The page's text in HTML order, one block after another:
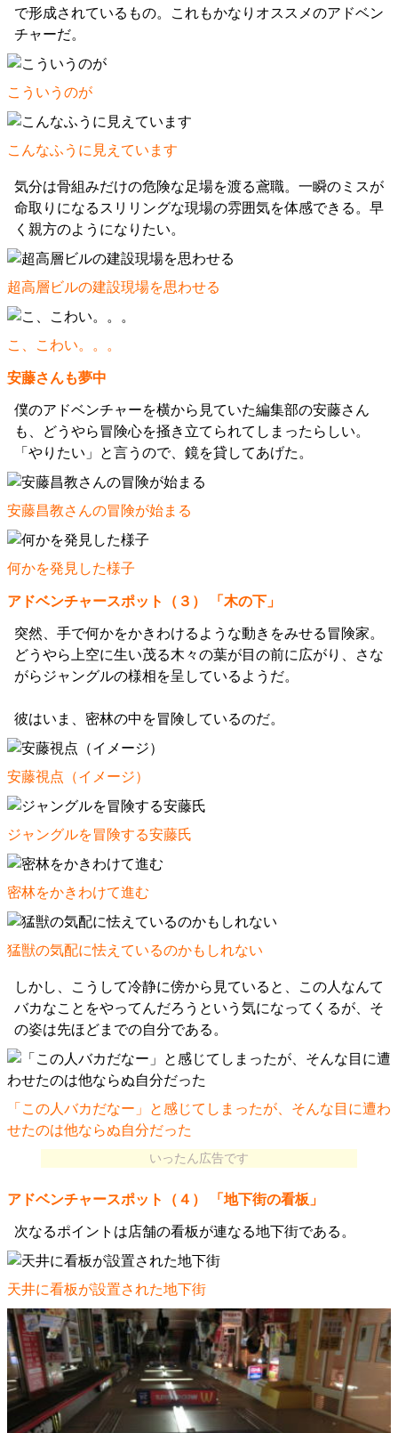
で形成されているもの。これもかなりオススメのアドベン
チャーだ。
こういうのが
こんなふうに見えています
気分は骨組みだけの危険な足場を渡る鳶職。一瞬のミスが
命取りになるスリリングな現場の雰囲気を体感できる。早
く親方のようになりたい。
超高層ビルの建設現場を思わせる
こ、こわい。。。
安藤さんも夢中
僕のアドベンチャーを横から見ていた編集部の安藤さん
も、どうやら冒険心を掻き立てられてしまったらしい。
「やりたい」と言うので、鏡を貸してあげた。
安藤昌教さんの冒険が始まる
何かを発見した様子
アドベンチャースポット（３） 「木の下」
突然、手で何かをかきわけるような動きをみせる冒険家。
どうやら上空に生い茂る木々の葉が目の前に広がり、さな
がらジャングルの様相を呈しているようだ。
彼はいま、密林の中を冒険しているのだ。
安藤視点（イメージ）
ジャングルを冒険する安藤氏
密林をかきわけて進む
猛獣の気配に怯えているのかもしれない
しかし、こうして冷静に傍から見ていると、この人なんて
バカなことをやってんだろうという気になってくるが、そ
の姿は先ほどまでの自分である。
「この人バカだなー」と感じてしまったが、そんな目に遭わ
せたのは他ならぬ自分だった
いったん広告です
アドベンチャースポット（４） 「地下街の看板」
次なるポイントは店舗の看板が連なる地下街である。
天井に看板が設置された地下街